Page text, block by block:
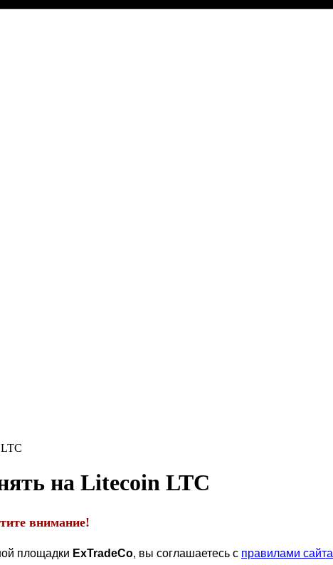
на Litecoin LTC
внимание!
площадки ExTradeCo, вы соглашаетесь с правилами сайта